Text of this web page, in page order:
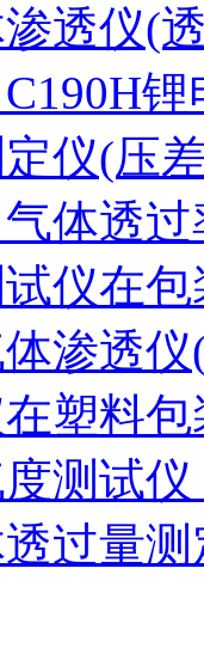
透仪(
C190H
仪(压
气体透
仪在
体渗透
塑料
测试
透过量